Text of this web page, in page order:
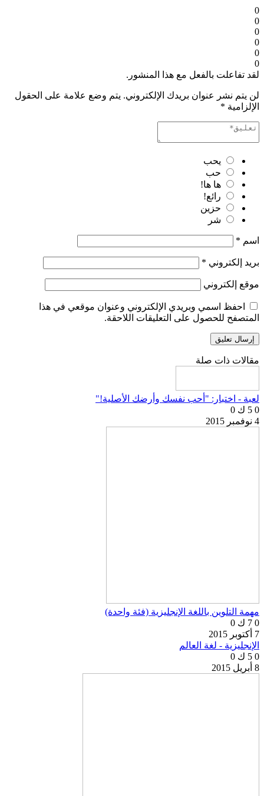
0
0
0
0
0
0
لقد تفاعلت بالفعل مع هذا المنشور.
لن يتم نشر عنوان بريدك الإلكتروني. يتم وضع علامة على الحقول
الإلزامية *
يحب
حب
ها ها!
رائع!
حزين
شر
اسم *
بريد إلكتروني *
موقع إلكتروني
احفظ اسمي وبريدي الإلكتروني وعنوان موقعي في هذا
المتصفح للحصول على التعليقات اللاحقة.
مقالات ذات صلة
لعبة - اختبار: "أحب نفسك وأرضك الأصلية!"
0 5 ك
0
4 نوفمبر 2015
مهمة التلوين باللغة الإنجليزية (فئة واحدة)
0 7 ك
0
7 أكتوبر 2015
الإنجليزية - لغة العالم
0 5 ك
0
8 أبريل 2015